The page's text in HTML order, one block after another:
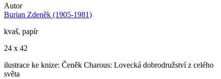
Autor
Burian Zdeněk (1905-1981)
kvaš, papír
24 x 42
ilustrace ke knize: Čeněk Charous: Lovecká dobrodružství z celého
světa